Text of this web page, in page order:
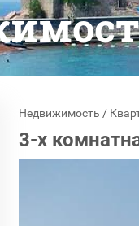
Недвижимость /
3-х